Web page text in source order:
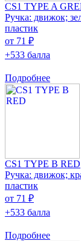
CS1 TYPE A
Ручка: движок;
пластик
от 71 ₽
+533 балла
Подробнее
CS1 TYPE B RED
Ручка: движок;
пластик
от 71 ₽
+533 балла
Подробнее